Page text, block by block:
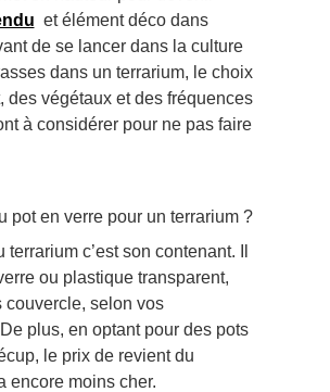
et élément déco dans
de se lancer dans la culture
dans un terrarium, le choix
des végétaux et des fréquences
à considérer pour ne pas faire
pot en verre pour un terrarium ?
terrarium c’est son contenant. Il
ou plastique transparent,
couvercle, selon vos
plus, en optant pour des pots
le prix de revient du
encore moins cher.